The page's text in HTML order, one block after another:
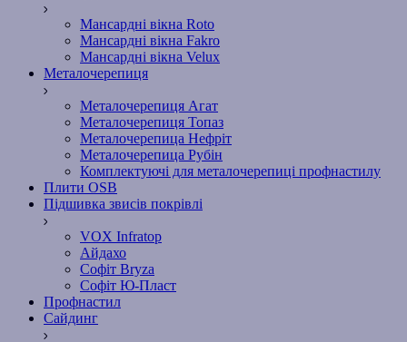
Мансардні вікна Roto
Мансардні вікна Fakro
Мансардні вікна Velux
Металочерепиця
Металочерепиця Агат
Металочерепиця Топаз
Металочерепица Нефріт
Металочерепица Рубін
Комплектуючі для металочерепиці профнастилу
Плити OSB
Підшивка звисів покрівлі
VOX Infratop
Айдахо
Софiт Bryza
Софiт Ю-Пласт
Профнастил
Сайдинг